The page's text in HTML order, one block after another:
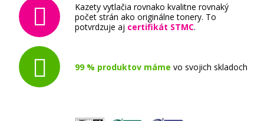
Kazety vytlačia rovnako kvalitne rovnaký
počet strán ako originálne tonery. To
potvrdzuje aj certifikát STMC.
99 % produktov máme vo svojich skladoch